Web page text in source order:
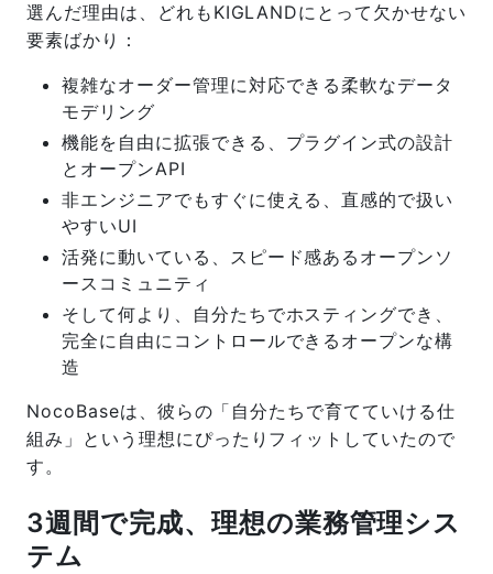
選んだ理由は、どれもKIGLANDにとって欠かせない
要素ばかり：
複雑なオーダー管理に対応できる柔軟なデータ
モデリング
機能を自由に拡張できる、プラグイン式の設計
とオープンAPI
非エンジニアでもすぐに使える、直感的で扱い
やすいUI
活発に動いている、スピード感あるオープンソ
ースコミュニティ
そして何より、自分たちでホスティングでき、
完全に自由にコントロールできるオープンな構
造
NocoBaseは、彼らの「自分たちで育てていける仕
組み」という理想にぴったりフィットしていたので
す。
3週間で完成、理想の業務管理シス
テム